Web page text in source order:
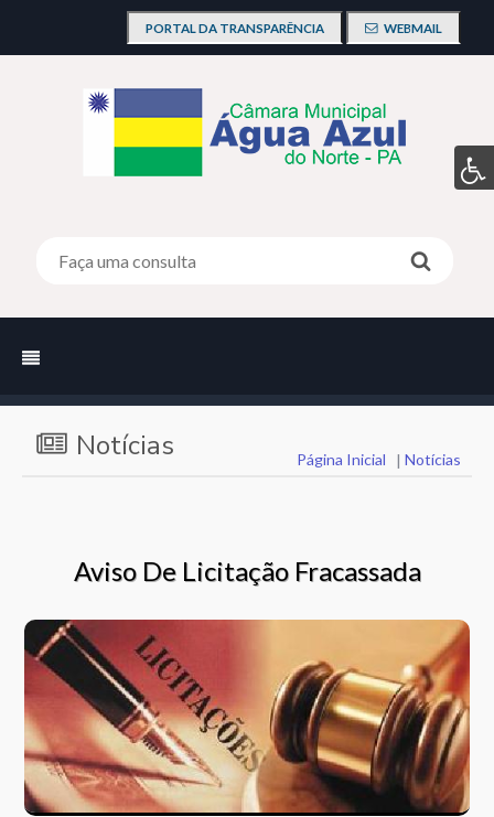
PORTAL DA TRANSPARÊNCIA WEBMAIL
Notícias | Notícias
Página Inicial
Aviso De Licitação Fracassada